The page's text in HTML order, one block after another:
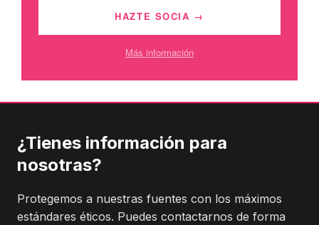
HAZTE SOCIA →
Más información
¿Tienes información para
nosotras?
Protegemos a nuestras fuentes con los máximos
estándares éticos. Puedes contactarnos de forma